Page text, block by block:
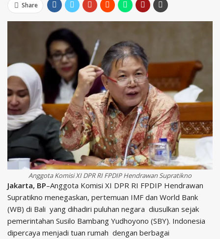
Share
Anggota Komisi XI DPR RI FPDIP Hendrawan Supratikno
Jakarta, BP–Anggota Komisi XI DPR RI FPDIP Hendrawan
Supratikno menegaskan, pertemuan IMF dan World Bank
(WB) di Bali yang dihadiri puluhan negara diusulkan sejak
pemerintahan Susilo Bambang Yudhoyono (SBY). Indonesia
dipercaya menjadi tuan rumah dengan berbagai